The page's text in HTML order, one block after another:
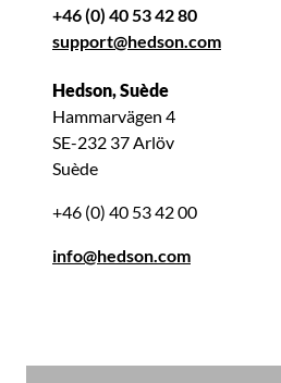
+46 (0) 40 53 42 80
support@hedson.com
Hedson, Suède
Hammarvägen 4
SE-232 37 Arlöv
Suède
+46 (0) 40 53 42 00
info@hedson.com